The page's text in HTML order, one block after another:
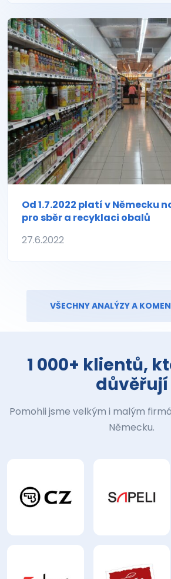
Od 1.7.2022 platí v Německu
pro sběr a recyklaci obalů
27.6.2022
VŠECHNY ANALÝZY A
1 000+ klientů,
důvěřují
Pomohli jsme velkým i malým
Německu.